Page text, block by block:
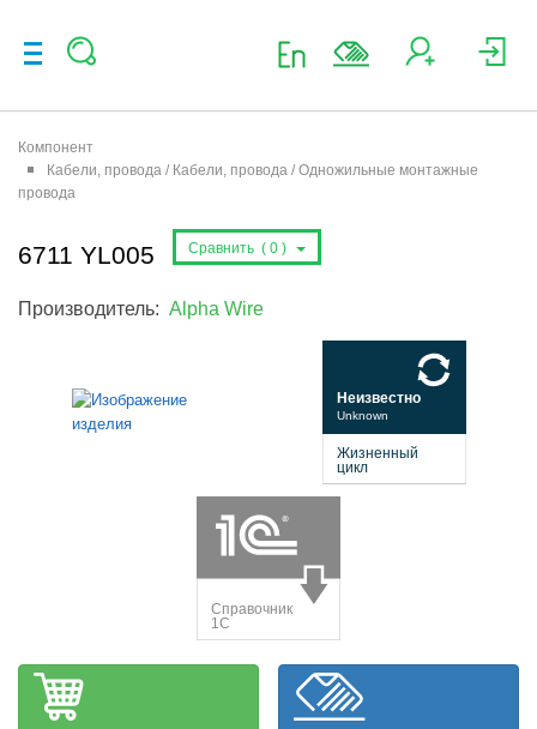
Компонент
Кабели, провода / Кабели, провода / Одножильные монтажные
провода
6711 YL005 Сравнить ( 0 )
Производитель: Alpha Wire